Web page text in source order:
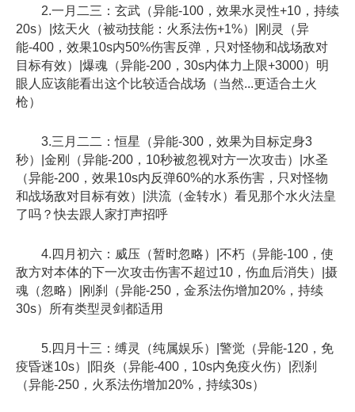
2.一月二三：玄武（异能-100，效果水灵性+10，持续
20s）|炫天火（被动技能：火系法伤+1%）|刚灵（异
能-400，效果10s内50%伤害反弹，只对怪物和战场敌对
目标有效）|爆魂（异能-200，30s内体力上限+3000）明
眼人应该能看出这个比较适合战场（当然...更适合土火
枪）
3.三月二二：恒星（异能-300，效果为目标定身3
秒）|金刚（异能-200，10秒被忽视对方一次攻击）|水圣
（异能-200，效果10s内反弹60%的水系伤害，只对怪物
和战场敌对目标有效）|洪流（金转水）看见那个水火法皇
了吗？快去跟人家打声招呼
4.四月初六：威压（暂时忽略）|不朽（异能-100，使
敌方对本体的下一次攻击伤害不超过10，伤血后消失）|摄
魂（忽略）|刚刹（异能-250，金系法伤增加20%，持续
30s）所有类型灵剑都适用
5.四月十三：缚灵（纯属娱乐）|警觉（异能-120，免
疫昏迷10s）|阳炎（异能-400，10s内免疫火伤）|烈刹
（异能-250，火系法伤增加20%，持续30s）